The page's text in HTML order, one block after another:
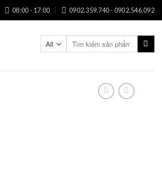
08:00 - 17:00 0902.359.740 - 0902.546.092
for: